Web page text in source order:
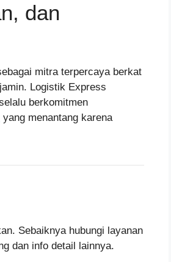
dan
mitra terpercaya berkat
Logistik Express
berkomitmen
yang menantang karena
Sebaiknya hubungi layanan
dan info detail lainnya.